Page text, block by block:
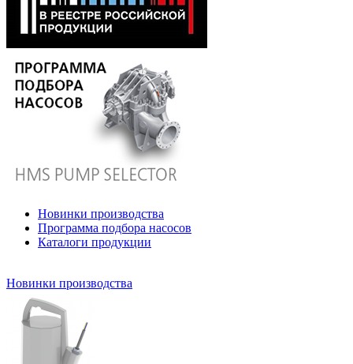
Новинки производства
Программа подбора насосов
Каталоги продукции
Новинки производства